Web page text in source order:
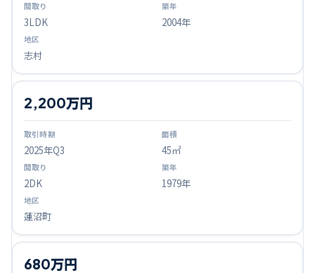
3LDK 2004年
志村
2025年Q3
2,200万円
45㎡
2DK 1979年
蓮沼町
680万円